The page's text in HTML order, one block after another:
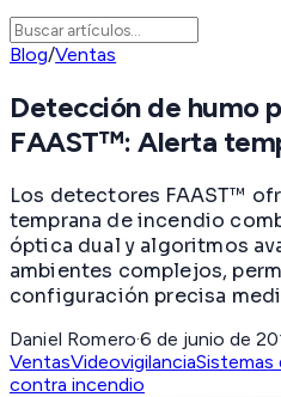
Blog/Ventas
Detección de humo
FAAST™: Alerta
Los detectores FAAST™
temprana de incendio
óptica dual y algoritmos
ambientes complejos,
configuración precisa
Daniel Romero·6 de junio de
VentasVideovigilanciaSistemas
contra incendio